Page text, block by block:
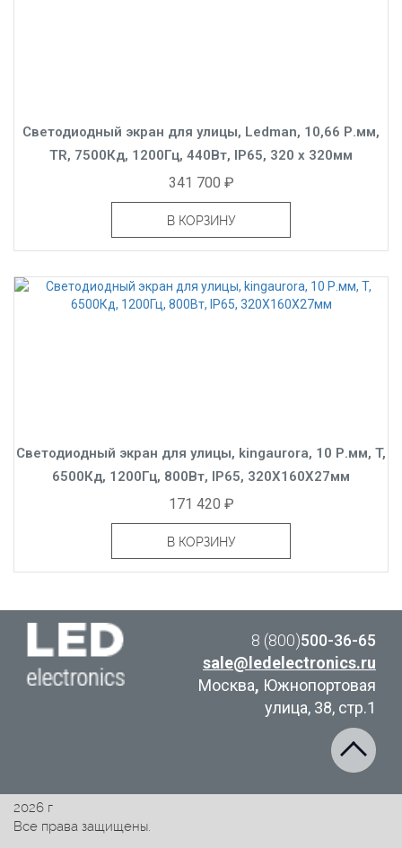
Светодиодный экран для улицы, Ledman, 10,66 Р.мм,
TR, 7500Кд, 1200Гц, 440Вт, IP65, 320 x 320мм
341 700 ₽
В КОРЗИНУ
Светодиодный экран для улицы, kingaurora, 10 Р.мм, T,
6500Кд, 1200Гц, 800Вт, IP65, 320X160X27мм
171 420 ₽
В КОРЗИНУ
8 (800)500-36-65
sale@ledelectronics.ru
Москва, Южнопортовая
улица, 38, стр.1
2026 г
Все права защищены.